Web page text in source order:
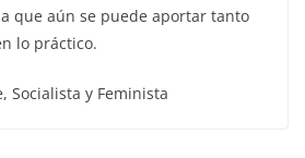
que aún se puede aportar tanto
lo práctico.
Socialista y Feminista